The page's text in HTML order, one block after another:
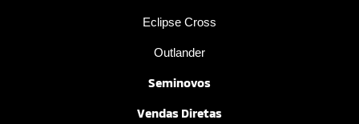
Eclipse Cross
Outlander
Seminovos
Vendas Diretas